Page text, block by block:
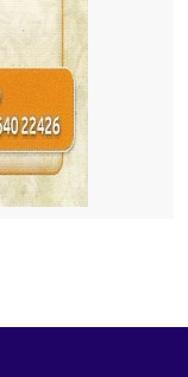
και
στο
Βόρειο
σε Λήμνο,
Λήμνο –